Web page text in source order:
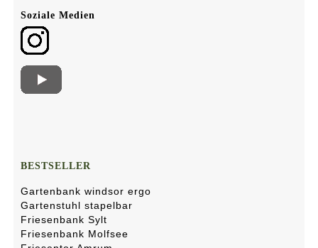
Soziale Medien
BESTSELLER
Gartenbank windsor ergo
Gartenstuhl stapelbar
Friesenbank Sylt
Friesenbank Molfsee